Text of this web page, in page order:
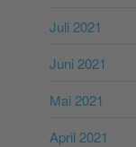
Juli 2021
Juni 2021
Mai 2021
April 2021